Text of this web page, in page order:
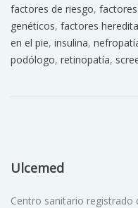
factores de riesgo,
genéticos, factores
en el pie, insulina,
podólogo, retinopatía,
Ulcemed
Centro sanitario